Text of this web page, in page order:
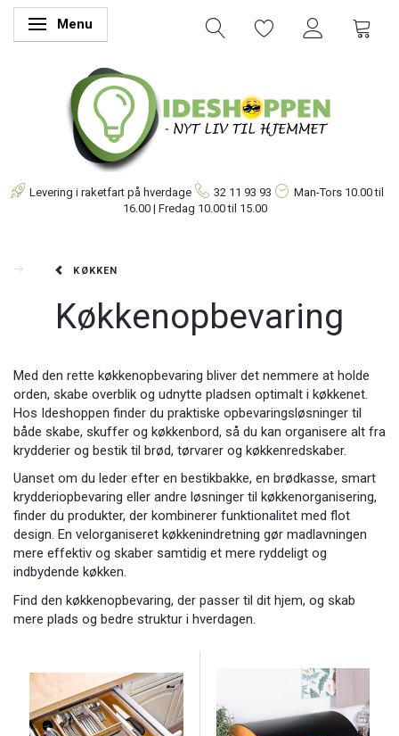
Skifte navigation
Menu
Levering i raketfart på hverdage 32 11 93 93 Man-Tors 10.00 til
16.00 | Fredag 10.00 til 15.00
KØKKEN
Køkkenopbevaring
Med den rette køkkenopbevaring bliver det nemmere at holde
orden, skabe overblik og udnytte pladsen optimalt i køkkenet.
Hos Ideshoppen finder du praktiske opbevaringsløsninger til
både skabe, skuffer og køkkenbord, så du kan organisere alt fra
krydderier og bestik til brød, tørvarer og køkkenredskaber.
Uanset om du leder efter en bestikbakke, en brødkasse, smart
krydderiopbevaring eller andre løsninger til køkkenorganisering,
finder du produkter, der kombinerer funktionalitet med flot
design. En velorganiseret køkkenindretning gør madlavningen
mere effektiv og skaber samtidig et mere ryddeligt og
indbydende køkken.
Find den køkkenopbevaring, der passer til dit hjem, og skab
mere plads og bedre struktur i hverdagen.